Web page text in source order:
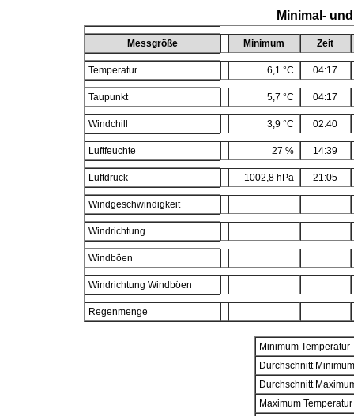
Minimal-
Messgröße Minimum Zeit
Temperatur 6,1 °C 04:17
Taupunkt 5,7 °C 04:17
Windchill 3,9 °C 02:40
Luftfeuchte 27 % 14:39
Luftdruck 1002,8 hPa 21:05
Windgeschwindigkeit
Windrichtung
Windböen
Windrichtung Windböen
Regenmenge
Minimum Temperatur
Durchschnitt
Durchschnitt
Maximum Temperatur